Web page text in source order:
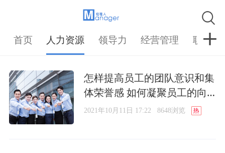
首页 人力资源 领导力 经营管理 职场
怎样提高员工的团队意识和集
体荣誉感 如何凝聚员工的向
心力
2021年10月11日 17:22 8648浏览